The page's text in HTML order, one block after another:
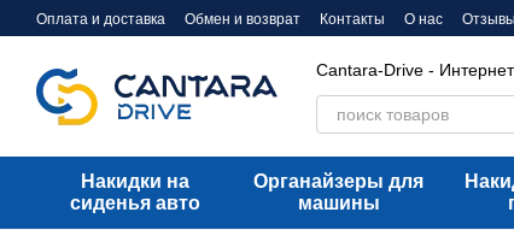
Перейти к основному контенту
Оплата и доставка Обмен и возврат Контакты О нас
Cantara-Drive -
Накидки на
сиденья авто
Органайзеры для
машины